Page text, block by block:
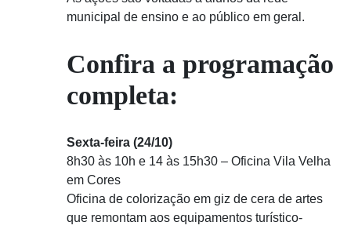
municipal de ensino e ao público em geral.
Confira a programação
completa:
Sexta-feira (24/10)
8h30 às 10h e 14 às 15h30 – Oficina Vila Velha
em Cores
Oficina de colorização em giz de cera de artes
que remontam aos equipamentos turístico-